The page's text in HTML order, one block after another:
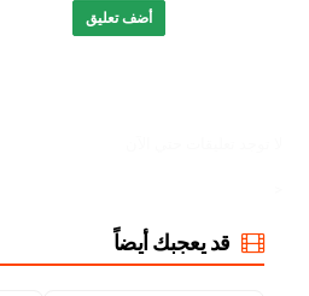
movie Sooryavanshi online
MovizTrend
أضف تعليق
قد يعجبك أيضاً